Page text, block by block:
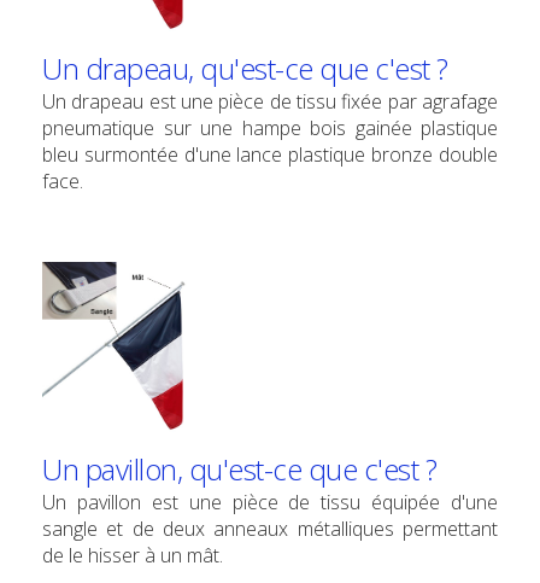
Un drapeau, qu'est-ce que c'est ?
Un drapeau est une pièce de tissu fixée par agrafage
pneumatique sur une hampe bois gainée plastique
bleu surmontée d'une lance plastique bronze double
face.
Un pavillon, qu'est-ce que c'est ?
Un pavillon est une pièce de tissu équipée d'une
sangle et de deux anneaux métalliques permettant
de le hisser à un mât.